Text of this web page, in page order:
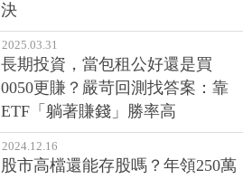
決
2025.03.31
長期投資，當包租公好還是買
0050更賺？嚴苛回測找答案：靠
ETF「躺著賺錢」勝率高
2024.12.16
股市高檔還能存股嗎？年領250萬